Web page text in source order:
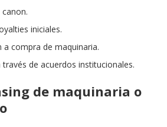
iniciales.
a compra de maquinaria.
de acuerdos institucionales.
de maquinaria o